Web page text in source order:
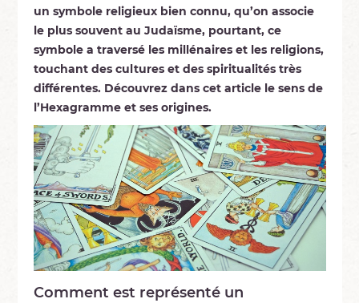
un symbole religieux bien connu, qu’on associe
le plus souvent au Judaïsme, pourtant, ce
symbole a traversé les millénaires et les religions,
touchant des cultures et des spiritualités très
différentes. Découvrez dans cet article le sens de
l’Hexagramme et ses origines.
Comment est représenté un